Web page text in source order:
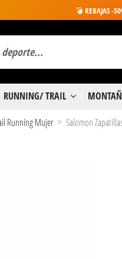
💣 REBAJAS -
RUNNING/ TRAIL
Running Mujer Salomon